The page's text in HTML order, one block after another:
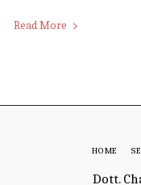
Read More
Dott.
HOME